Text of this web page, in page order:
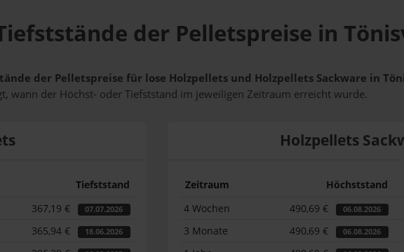
der Pelletspreise in
der Pelletspreise für lose Holzpellets und Holzpellets Sackware in
wann der Höchst- oder Tiefststand im jeweiligen Zeitraum erreicht wurde.
Tiefststand
367,19 € 07.07.2026
365,94 € 18.06.2026
Holzpellets
Zeitraum Höchststand
4 Wochen
490,69 € 06.08.2026
3 Monate 490,69 € 06.08.2026